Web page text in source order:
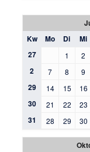
Kw
Mo Di Mi
27
1 2
2 7 8 9
29 14 15 16
30 21 22 23
31 28 29 30